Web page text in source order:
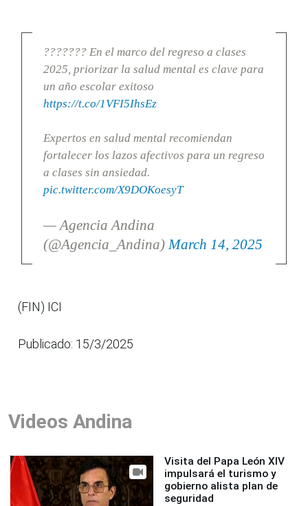
??????? En el marco del regreso a clases
2025, priorizar la salud mental es clave para
un año escolar exitoso
https://t.co/1VFI5IhsEz
Expertos en salud mental recomiendan
fortalecer los lazos afectivos para un regreso
a clases sin ansiedad.
pic.twitter.com/X9DOKoesyT
— Agencia Andina
(@Agencia_Andina) March 14, 2025
(FIN) ICI
Publicado: 15/3/2025
Videos Andina
Visita del Papa León XIV
impulsará el turismo y
gobierno alista plan de
seguridad